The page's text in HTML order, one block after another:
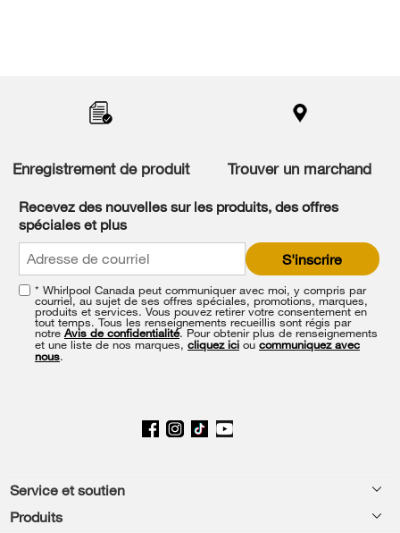
list,
you
find
end
Enregistrement de produit Trouver un marchand
Recevez des nouvelles sur les produits, des offres
spéciales et plus
S'inscrire
* Whirlpool Canada peut communiquer avec moi, y compris par
courriel, au sujet de ses offres spéciales, promotions, marques,
produits et services. Vous pouvez retirer votre consentement en
tout temps. Tous les renseignements recueillis sont régis par
notre Avis de confidentialité. Pour obtenir plus de renseignements
et une liste de nos marques, cliquez ici ou communiquez avec
nous.
Footer
Service et soutien
Aide relative aux produits
Produits